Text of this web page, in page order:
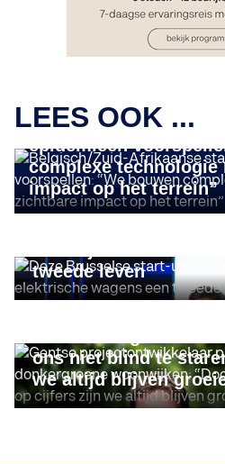
LEES OOK ...
Belgisch/Zuid-
epidemieën
complexe technologie
impact op het terrein”
IMPACT ONDERNEMEN
tweede leven
DUURZAAM ONDERNEMEN
ons niet blind te
we altijd blijven